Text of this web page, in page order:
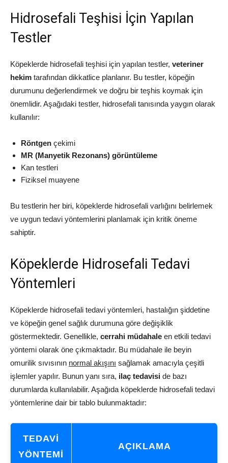
Hidrosefali Teşhisi İçin Yapılan
Testler
Köpeklerde hidrosefali teşhisi için yapılan testler, veteriner
hekim tarafından dikkatlice planlanır. Bu testler, köpeğin
durumunu değerlendirmek ve doğru bir teşhis koymak için
önemlidir. Aşağıdaki testler, hidrosefali tanısında yaygın olarak
kullanılır:
Röntgen çekimi
MR (Manyetik Rezonans) görüntüleme
Kan testleri
Fiziksel muayene
Bu testlerin her biri, köpeklerde hidrosefali varlığını belirlemek
ve uygun tedavi yöntemlerini planlamak için kritik öneme
sahiptir.
Köpeklerde Hidrosefali Tedavi
Yöntemleri
Köpeklerde hidrosefali tedavi yöntemleri, hastalığın şiddetine
ve köpeğin genel sağlık durumuna göre değişiklik
göstermektedir. Genellikle, cerrahi müdahale en etkili tedavi
yöntemi olarak öne çıkmaktadır. Bu müdahale ile beyin
omurilik sıvısının normal akışını sağlamak amacıyla çeşitli
işlemler yapılır. Bunun yanı sıra, ilaç tedavisi de bazı
durumlarda kullanılabilir. Aşağıda köpeklerde hidrosefali tedavi
yöntemlerine dair bir tablo bulunmaktadır:
TEDAVI
YÖNTEMI
AÇIKLAMA